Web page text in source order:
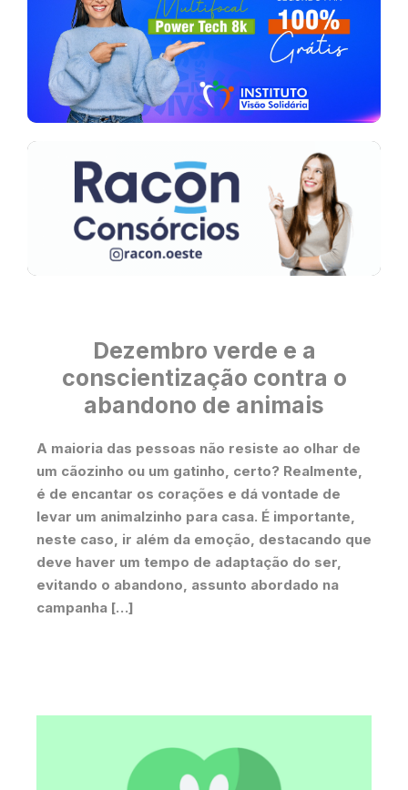
Dezembro verde e a
conscientização contra o
abandono de animais
A maioria das pessoas não resiste ao olhar de
um cãozinho ou um gatinho, certo? Realmente,
é de encantar os corações e dá vontade de
levar um animalzinho para casa. É importante,
neste caso, ir além da emoção, destacando que
deve haver um tempo de adaptação do ser,
evitando o abandono, assunto abordado na
campanha […]